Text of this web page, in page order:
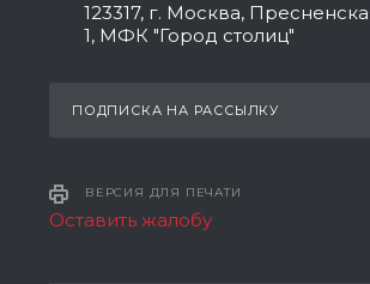
123317, г. Москва,
1, МФК "Город столиц"
ПОДПИСКА НА РАССЫЛКУ
ВЕРСИЯ ДЛЯ ПЕЧАТИ
Оставить жалобу